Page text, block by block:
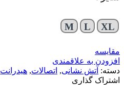
M L XL
مقایسه
افزودن به علاقمندی
دسته: آتش نشانی, اتصالات, هیدرانت
اشتراک گذاری